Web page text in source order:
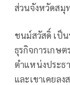
ส่วนจังหวัดสมุ
ชนม์สวัสดิ์ เป็
ธุรกิจการเกษ
ตำแหน่งประธ
และเขาเคยล